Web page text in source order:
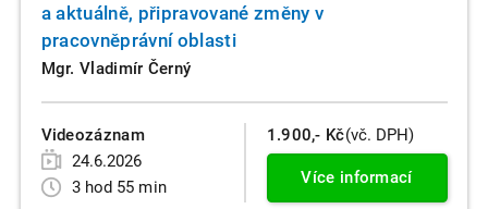
a aktuálně, připravované změny v
pracovněprávní oblasti
Mgr. Vladimír Černý
Videozáznam
24.6.2026
3 hod 55 min
1.900,- Kč(vč. DPH)
Více informací